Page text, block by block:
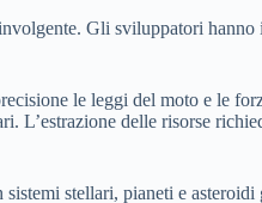
Gli sviluppatori hanno
le leggi del moto e le
L’estrazione delle risorse
stellari, pianeti e asteroidi